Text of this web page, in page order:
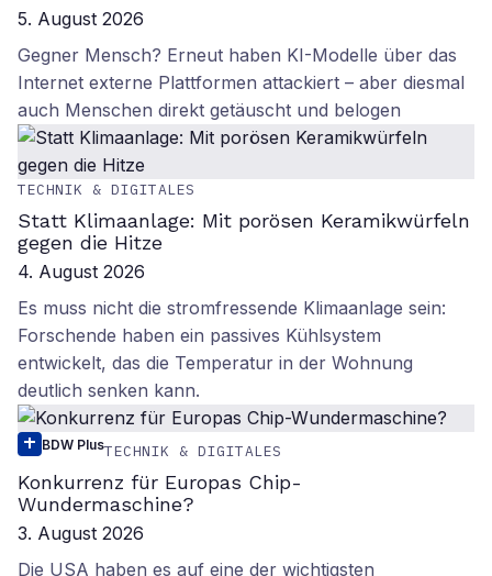
5. August 2026
Gegner Mensch? Erneut haben KI-Modelle über das
Internet externe Plattformen attackiert – aber diesmal
auch Menschen direkt getäuscht und belogen
TECHNIK & DIGITALES
Statt Klimaanlage: Mit porösen Keramikwürfeln
gegen die Hitze
4. August 2026
Es muss nicht die stromfressende Klimaanlage sein:
Forschende haben ein passives Kühlsystem
entwickelt, das die Temperatur in der Wohnung
deutlich senken kann.
BDW PlusTECHNIK & DIGITALES
Konkurrenz für Europas Chip-
Wundermaschine?
3. August 2026
Die USA haben es auf eine der wichtigsten